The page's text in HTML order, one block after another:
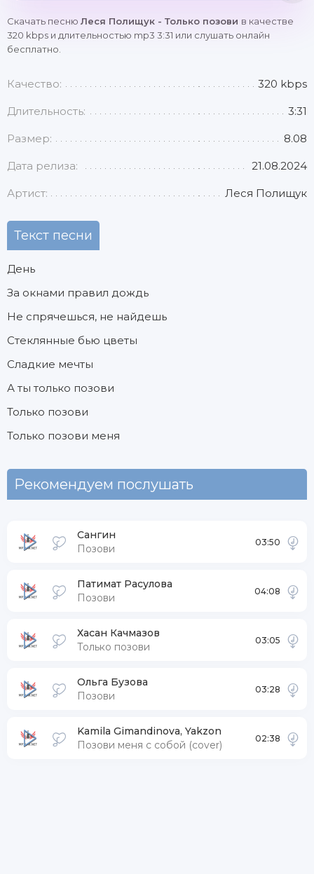
Скачать песню Леся Полищук - Только позови в качестве
320 kbps и длительностью mp3 3:31 или слушать онлайн
бесплатно.
Качество: 320 kbps
Длительность: 3:31
Размер: 8.08
Дата релиза: 21.08.2024
Артист: Леся Полищук
Текст песни
День
За окнами правил дождь
Не спрячешься, не найдешь
Стеклянные бью цветы
Сладкие мечты
А ты только позови
Только позови
Только позови меня
Рекомендуем послушать
Сангин
Позови
03:50
Патимат Расулова
Позови
04:08
Хасан Качмазов
Только позови
03:05
Ольга Бузова
Позови
03:28
Kamila Gimandinova, Yakzon
Позови меня с собой (cover)
02:38